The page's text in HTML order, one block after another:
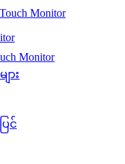
Monitor
Monitor
ား
ြင်